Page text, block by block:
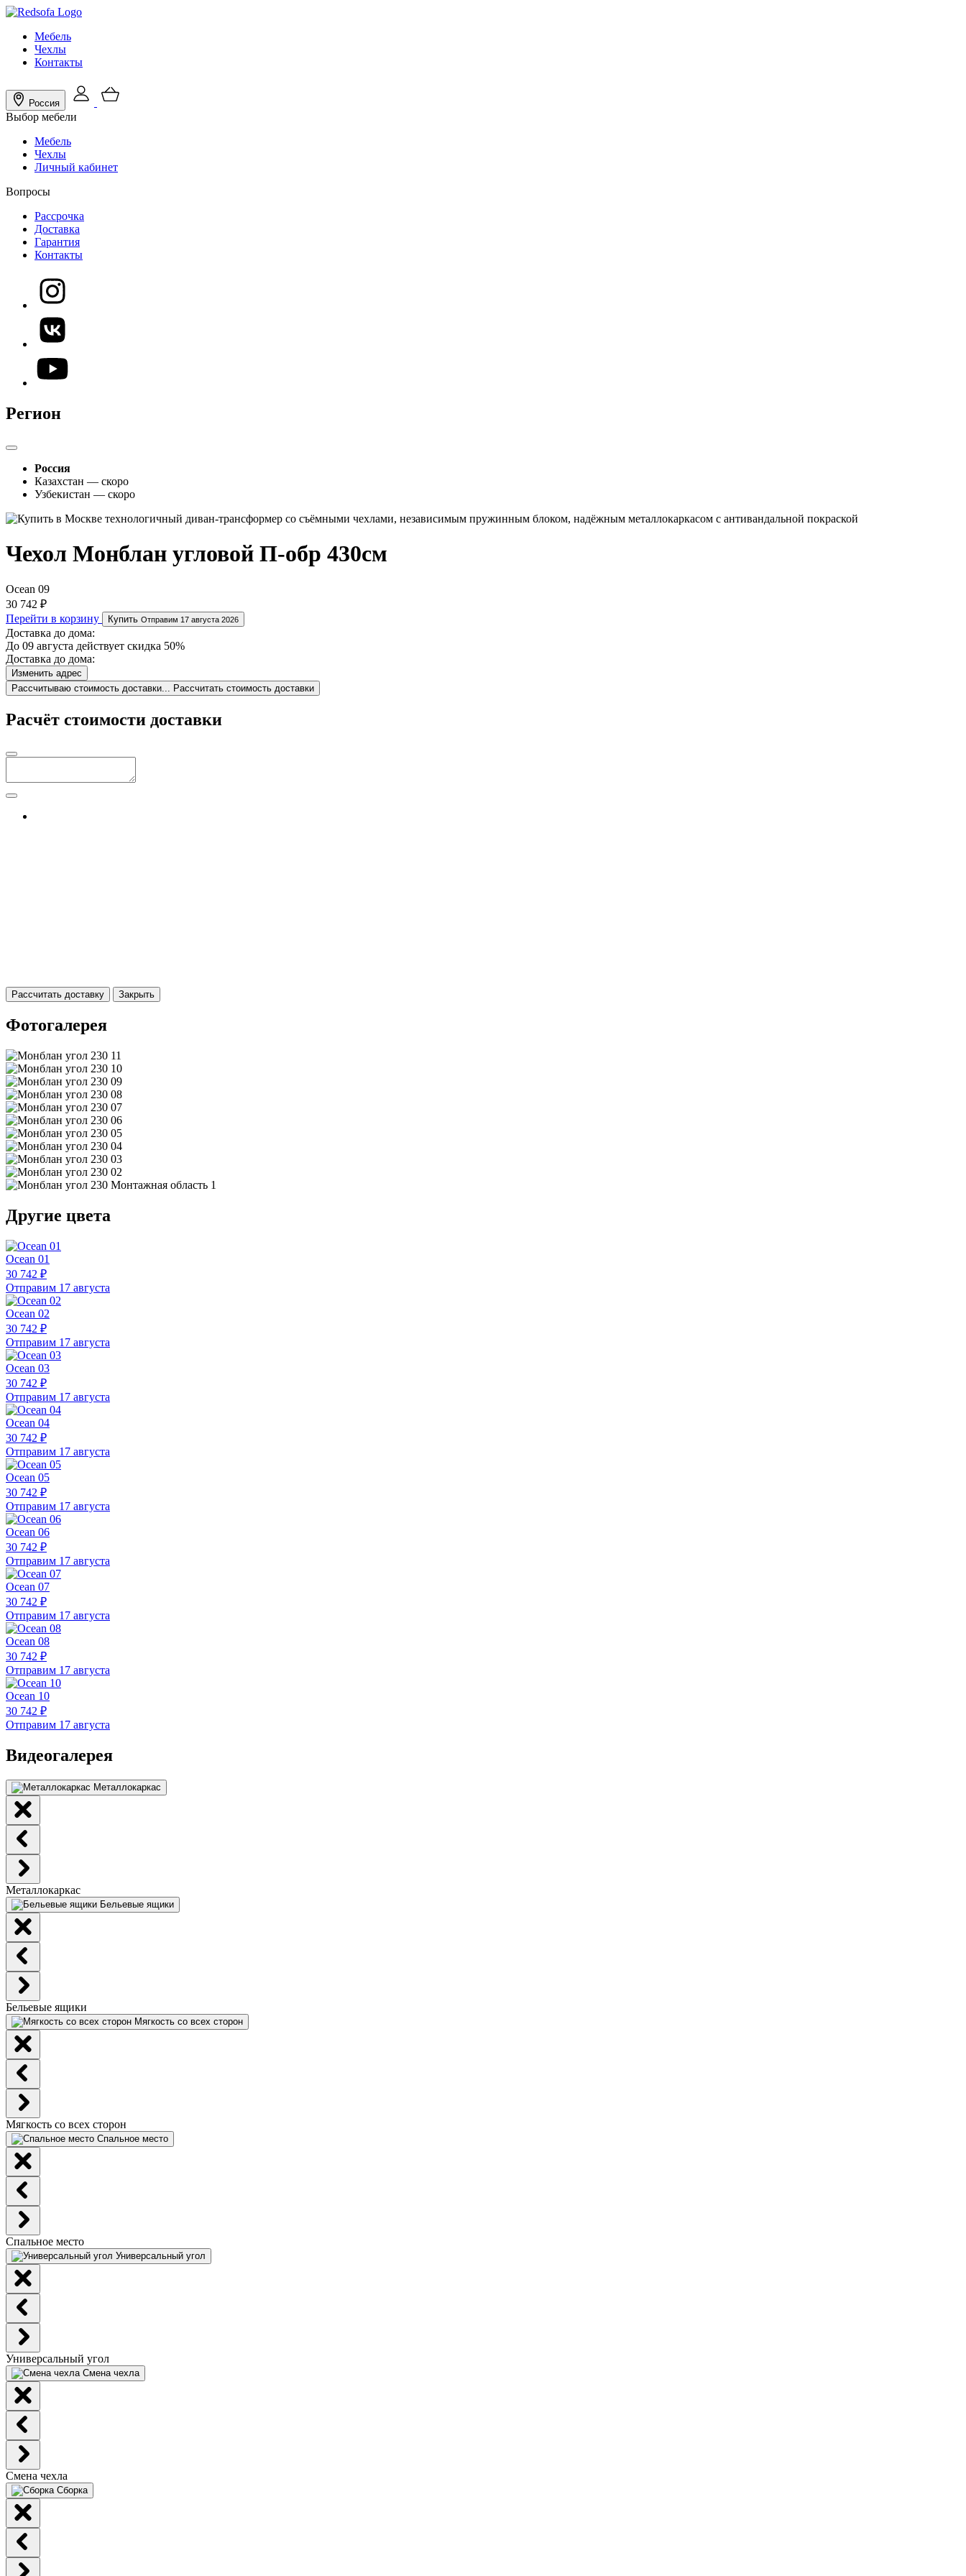
Мебель
Чехлы
Контакты
Россия
Выбор мебели
Мебель
Чехлы
Личный кабинет
Вопросы
Рассрочка
Доставка
Гарантия
Контакты
Регион
Россия
Казахстан — скоро
Узбекистан — скоро
Чехол Монблан угловой П-обр 430см
Ocean 09
30 742 ₽
Перейти в корзину
Купить Отправим 17 августа 2026
Доставка до дома:
До 09 августа действует скидка 50%
Доставка до дома:
Изменить адрес
Рассчитываю стоимость доставки...
Рассчитать стоимость доставки
Расчёт стоимости доставки
Рассчитать доставку Закрыть
Фотогалерея
Другие цвета
Ocean 01
30 742 ₽
Отправим 17 августа
Ocean 02
30 742 ₽
Отправим 17 августа
Ocean 03
30 742 ₽
Отправим 17 августа
Ocean 04
30 742 ₽
Отправим 17 августа
Ocean 05
30 742 ₽
Отправим 17 августа
Ocean 06
30 742 ₽
Отправим 17 августа
Ocean 07
30 742 ₽
Отправим 17 августа
Ocean 08
30 742 ₽
Отправим 17 августа
Ocean 10
30 742 ₽
Отправим 17 августа
Видеогалерея
Металлокаркас
Металлокаркас
Бельевые ящики
Бельевые ящики
Мягкость со всех сторон
Мягкость со всех сторон
Спальное место
Спальное место
Универсальный угол
Универсальный угол
Смена чехла
Смена чехла
Сборка